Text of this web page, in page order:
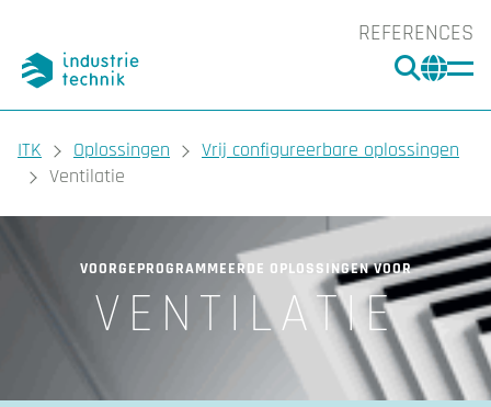
REFERENCES
You are here:
ITK Oplossingen
Vrij configureerbare oplossingen
Ventilatie
VOORGEPROGRAMMEERDE OPLOSSINGEN VOOR
VENTILATIE